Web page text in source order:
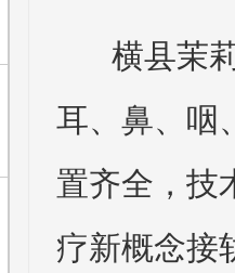
横县茉
耳、鼻、咽
置齐全，技
疗新概念接